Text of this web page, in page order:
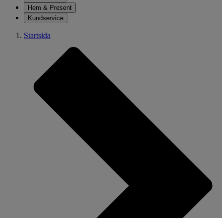
Hem & Present
Kundservice
Startsida